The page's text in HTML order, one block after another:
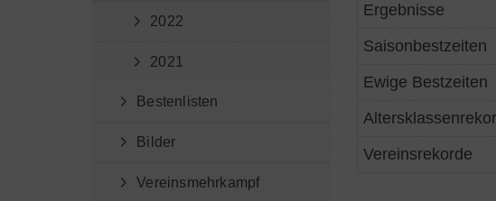
Ergebnisse
Saisonbestzeiten
Ewige Bestzeiten
Vereinsrekorde
2022
2021
Bestenlisten
Bilder
Vereinsmehrkampf